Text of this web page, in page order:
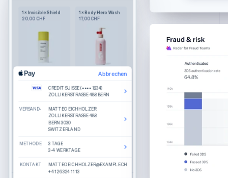
Produktdetails
Was kommt heraus, wenn Sie runde
Nasensteg in Schlüssellochform kombinieren?
Einen schönen Rahmen namens Haskell.
Celluloseacetat
Akulon-beschichete Schreiben für
Langlebigkeit
Prüfungen
Empfohlen
Abbrechen
CREDIT SUISSE (•••• 1234)
ZOLLIKERSTRASSE 488 BERN
MATTEO EICHHOLZER
BERN 3030
SWITZERLAND
KONTAKT MATTEO.EICHHOLZER@EXAMPLE.CH
+41 26 324 11 13
Großes Handgepäck
245,00 CHF
Farbe: Sand
270,00 CHF
Abbrechen
CREDIT SUISSE (•••• 1234)
ZOLLIKERSTRASSE 488 BERN
VERSAND- MATTEO EICHHOLZER
ZOLLIKERSTRASSE 488
BERN 3030
SWITZERLAND
METHODE 3 TAGE
3-4 WERKTAGE
KONTAKT MATTEO.EICHHOLZER@EXAMPLE.CH
+41 26 324 11 13
1 × Invisible Shield
20,00 CHF
1 × Body Hero Wash
17,00 CHF
Abbrechen
CREDIT SUISSE (•••• 1234)
ZOLLIKERSTRASSE 488 BERN
VERSAND- MATTEO EICHHOLZER
ZOLLIKERSTRASSE 488
BERN 3030
SWITZERLAND
METHODE 3 TAGE
3-4 WERKTAGE
KONTAKT MATTEO.EICHHOLZER@EXAMPLE.CH
+41 26 324 11 13
Festlandchina
简体中文
Finnland
English
Frankreich
Français
Gibraltar
Griechenland
Indien
English
English
ItalianoEnglish